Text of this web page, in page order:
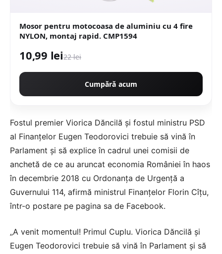
Mosor pentru motocoasa de aluminiu cu 4 fire
NYLON, montaj rapid. CMP1594
10,99 lei22 lei
Cumpără acum
Fostul premier Viorica Dăncilă şi fostul ministru PSD
al Finanţelor Eugen Teodorovici trebuie să vină în
Parlament şi să explice în cadrul unei comisii de
anchetă de ce au aruncat economia României în haos
în decembrie 2018 cu Ordonanţa de Urgenţă a
Guvernului 114, afirmă ministrul Finanţelor Florin Cîţu,
într-o postare pe pagina sa de Facebook.
„A venit momentul! Primul Cuplu. Viorica Dăncilă şi
Eugen Teodorovici trebuie să vină în Parlament şi să